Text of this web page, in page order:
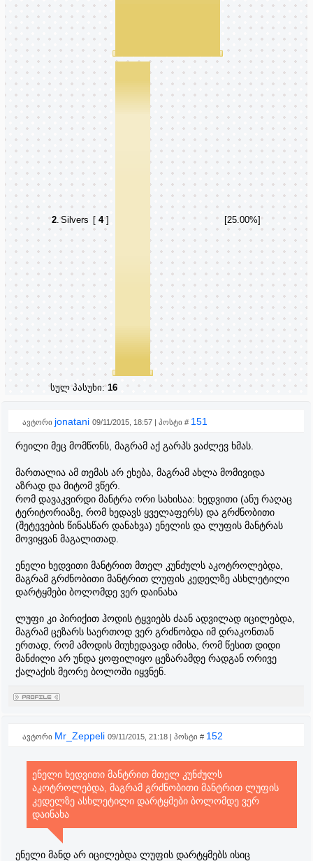
2. Silvers [ 4] [25.00%]
სულ პასუხი:16
ავტორი jonatani 09/11/2015, 18:57 | პოსტი # 151
რეილი მეც მომწონს, მაგრამ აქ გარპს ვაძლევ ხმას.
მართალია ამ თემას არ ეხება, მაგრამ ახლა მომივიდა
აზრად და მიტომ ვწერ.
რომ დავაკვირდი მანტრა ორი სახისაა: ხედვითი (ანუ რაღაც
ტერიტორიაზე, რომ ხედავს ყველაფერს) და გრძნობითი
(შეტევების წინასწარ დანახვა) ენელის და ლუფის მანტრას
მოვიყვან მაგალითად.
ენელი ხედვითი მანტრით მთელ კუნძულს აკოტროლებდა,
მაგრამ გრძნობითი მანტრით ლუფის კედელზე ასხლეტილი
დარტყმები ბოლომდე ვერ დაინახა
ლუფი კი პირიქით ჰოდის ტყვიებს ძაან ადვილად იცილებდა,
მაგრამ ცეზარს საერთოდ ვერ გრძნობდა იმ დრაკონთან
ერთად, რომ ამოდის მიუხედავად იმისა, რომ წესით დიდი
მანძილი არ უნდა ყოფილიყო ცეზარამდე რადგან ორივე
ქალაქის მეორე ბოლოში იყვნენ.
ავტორი Mr_Zeppeli 09/11/2015, 21:18 | პოსტი # 152
ენელი ხედვითი მანტრით მთელ კუნძულს
აკოტროლებდა, მაგრამ გრძნობითი მანტრით ლუფის
კედელზე ასხლეტილი დარტყმები ბოლომდე ვერ
დაინახა
ენელი მანდ არ იცილებდა ლუფის დარტყმებს ისიც